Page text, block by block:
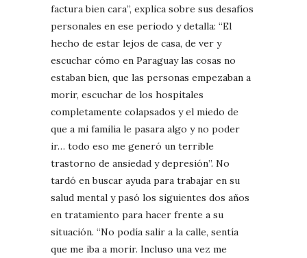
factura bien cara”, explica sobre sus desafíos
personales en ese periodo y detalla: “El
hecho de estar lejos de casa, de ver y
escuchar cómo en Paraguay las cosas no
estaban bien, que las personas empezaban a
morir, escuchar de los hospitales
completamente colapsados y el miedo de
que a mi familia le pasara algo y no poder
ir… todo eso me generó un terrible
trastorno de ansiedad y depresión”. No
tardó en buscar ayuda para trabajar en su
salud mental y pasó los siguientes dos años
en tratamiento para hacer frente a su
situación. “No podía salir a la calle, sentía
que me iba a morir. Incluso una vez me